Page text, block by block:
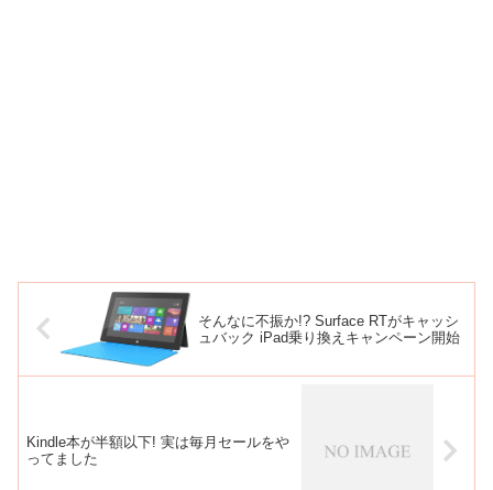
そんなに不振か!? Surface RTがキャッシ
ュバック iPad乗り換えキャンペーン開始
Kindle本が半額以下! 実は毎月セールをや
ってました